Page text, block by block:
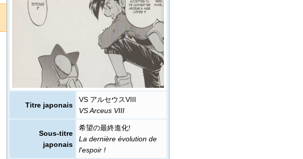
Titre japonais
VS アルセウスVIII
VS Arceus VIII
Sous-titre
japonais
希望の最終進化!
La dernière évolution de
l'espoir !